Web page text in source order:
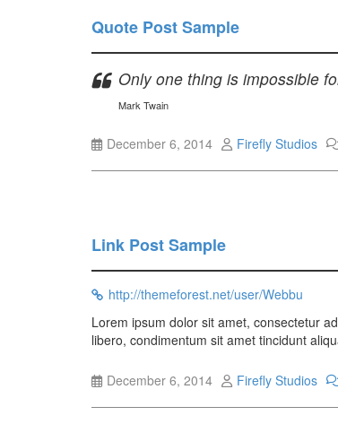
Quote Post Sample
Only one thing is impossible
Mark Twain
December 6, 2014 Firefly Studios
Link Post Sample
http://themeforest.net/user/Webbu
Lorem ipsum dolor sit amet, consectetur
libero, condimentum sit amet tincidunt
December 6, 2014 Firefly Studios